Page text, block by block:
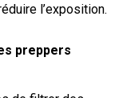
l’exposition.
preppers